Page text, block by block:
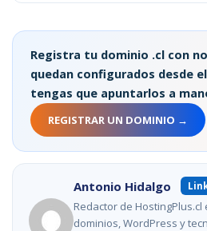
Registra tu dominio .cl con
quedan configurados desde
tengas que apuntarlos a
REGISTRAR UN DOMINIO →
Antonio Hidalgo
Redactor de
dominios, WordPress y